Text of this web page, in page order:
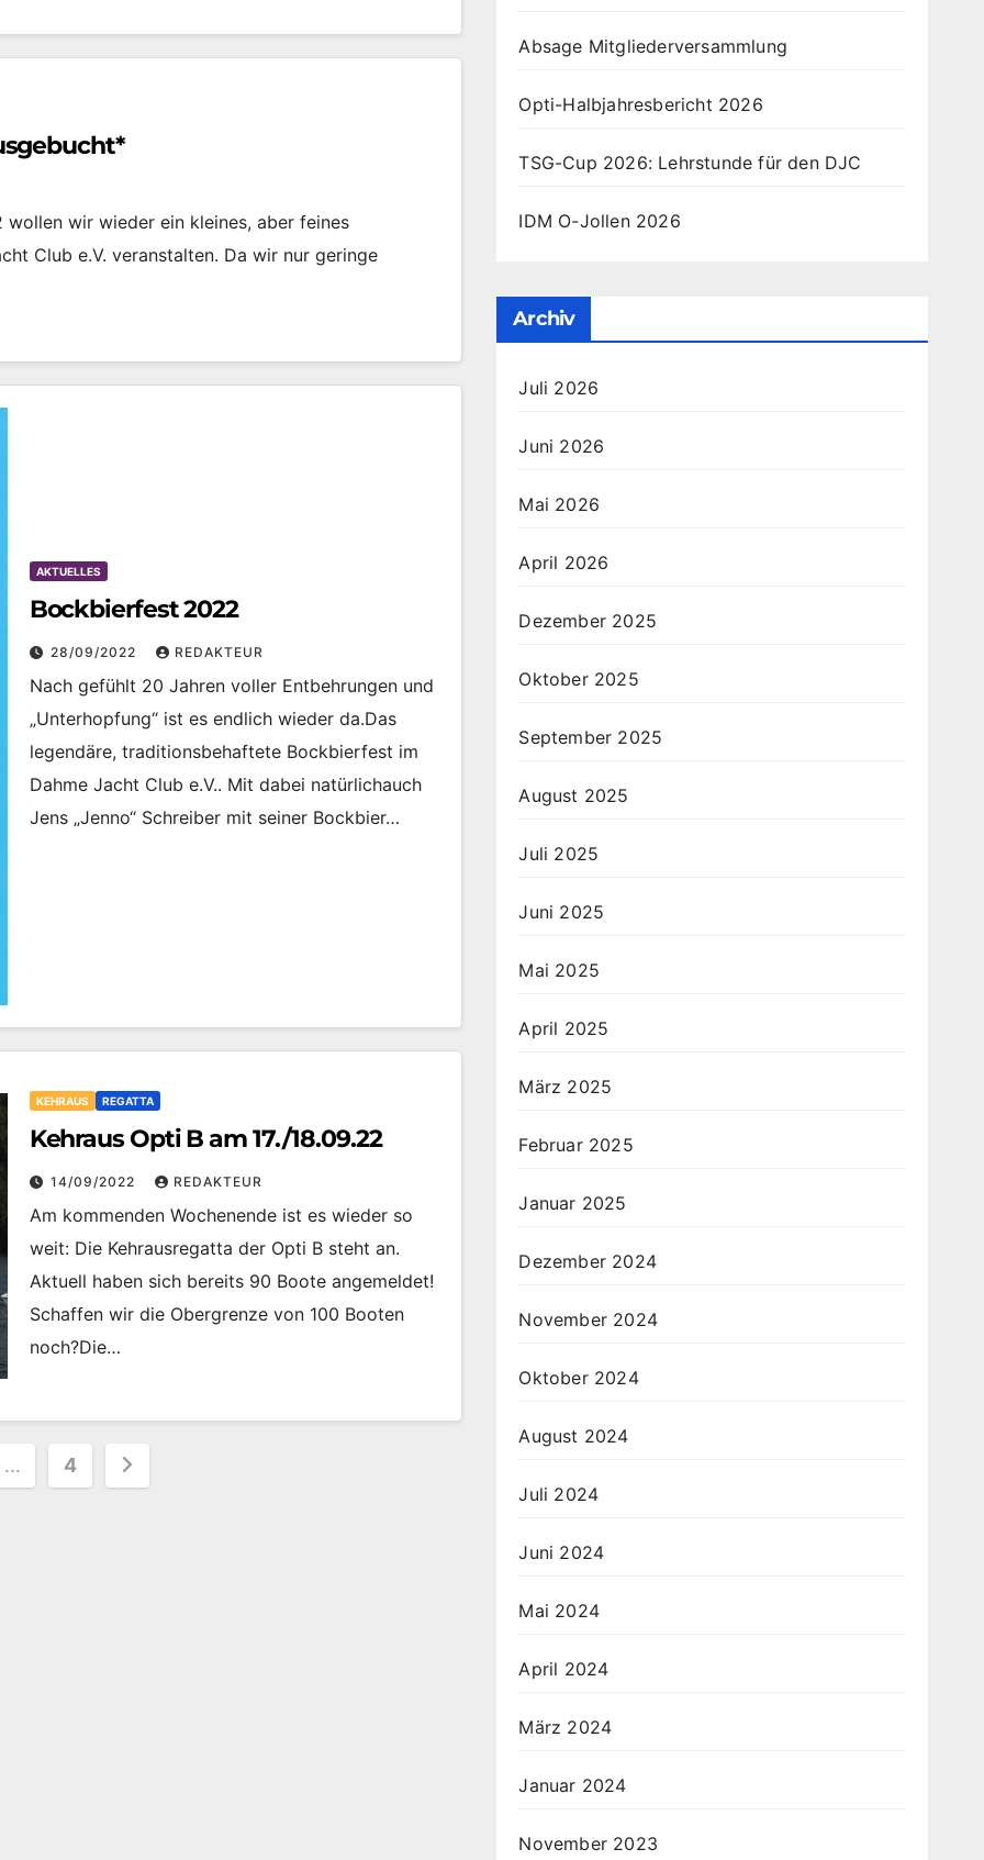
wir wieder ein kleines, aber feines
Club e.V. veranstalten. Da wir nur geringe
AKTUELLES
Bockbierfest 2022
28/09/2022 REDAKTEUR
Nach gefühlt 20 Jahren voller Entbehrungen und
„Unterhopfung“ ist es endlich wieder da.Das
legendäre, traditionsbehaftete Bockbierfest im
Dahme Jacht Club e.V.. Mit dabei natürlichauch
Jens „Jenno“ Schreiber mit seiner Bockbier…
KEHRAUS REGATTA
Kehraus Opti B am 17./18.09.22
14/09/2022 REDAKTEUR
Am kommenden Wochenende ist es wieder so
weit: Die Kehrausregatta der Opti B steht an.
Aktuell haben sich bereits 90 Boote angemeldet!
Schaffen wir die Obergrenze von 100 Booten
noch?Die…
… 4
Absage Mitgliederversammlung
Opti-Halbjahresbericht 2026
TSG-Cup 2026: Lehrstunde für den DJC
IDM O-Jollen 2026
Archiv
Juli 2026
Juni 2026
Mai 2026
April 2026
Dezember 2025
Oktober 2025
September 2025
August 2025
Juli 2025
Juni 2025
Mai 2025
April 2025
März 2025
Februar 2025
Januar 2025
Dezember 2024
November 2024
Oktober 2024
August 2024
Juli 2024
Juni 2024
Mai 2024
April 2024
März 2024
Januar 2024
November 2023